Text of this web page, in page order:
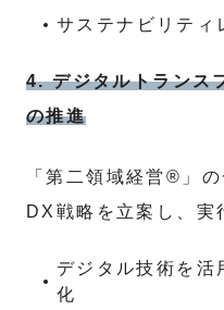
サステナビリティ
4. デジタルトランス
の推進
「第二領域経営®」
DX戦略を立案し、実
デジタル技術を活
化